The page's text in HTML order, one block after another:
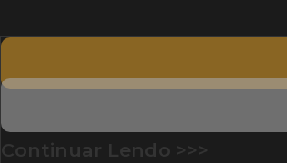
Continuar Lendo >>>